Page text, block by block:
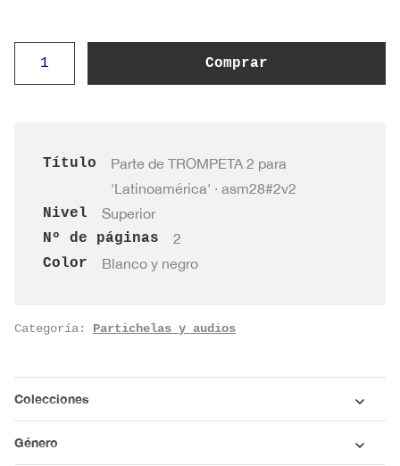
asm28#2v2
TROMPETA
cantidad
Comprar
Título
Parte de TROMPETA 2 para
'Latinoamérica' · asm28#2v2
Nivel
Superior
Nº de páginas
2
Color
Blanco y negro
Categoría: Partichelas y audios
Colecciones
Género